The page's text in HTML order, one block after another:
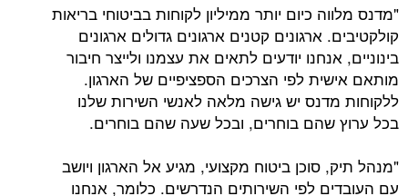
"מדנס מלווה כיום יותר ממיליון לקוחות בביטוחי בריאות
קולקטיבים. ארגונים קטנים ארגונים גדולים ארגונים
בינוניים, אנחנו יודעים לתאים את עצמנו ולייצר חיבור
מותאם אישית לפי הצרכים הספציפיים של הארגון.
ללקוחות מדנס יש גישה מלאה לאנשי השירות שלנו
בכל ערוץ שהם בוחרים, ובכל שעה שהם בוחרים.
"מנהל תיק, סוכן ביטוח מקצועי, מגיע אל הארגון ויושב
עם העובדים לפי השירותים הנדרשים. כלומר, אנחנו